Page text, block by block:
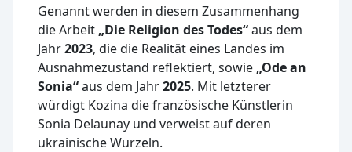
Genannt werden in diesem Zusammenhang
die Arbeit „Die Religion des Todes“aus dem
Jahr2023, die die Realität eines Landes im
Ausnahmezustand reflektiert, sowie „Ode an
Sonia“aus dem Jahr2025. Mit letzterer
würdigt Kozina die französische Künstlerin
Sonia Delaunay und verweist auf deren
ukrainische Wurzeln.